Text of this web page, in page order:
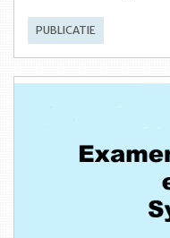
PUBLICATIE